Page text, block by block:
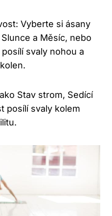
Vyberte si ásany
a Měsíc, nebo
svaly nohou a
Stav strom, Sedící
posílí svaly kolem